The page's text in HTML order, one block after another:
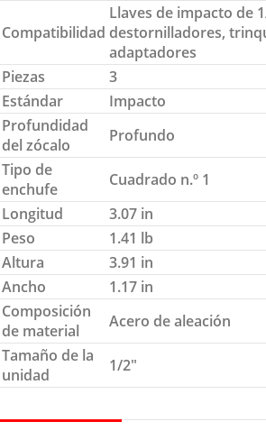
Compatibilidad
Llaves de impacto de
destornilladores,
adaptadores
Piezas
3
Estándar
Impacto
Profundidad
del zócalo
Profundo
Tipo de
enchufe
Cuadrado n.º 1
Longitud
3.07 in
Peso
1.41 lb
Altura
3.91 in
Ancho
1.17 in
Composición
de material
Acero de aleación
Tamaño de la
unidad
1/2″